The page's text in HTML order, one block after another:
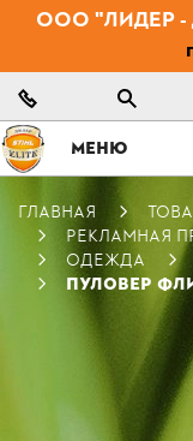
ООО "ЛИДЕР -
МЕНЮ
ГЛАВНАЯ
РЕКЛАМНАЯ
ОДЕЖДА
ПУЛОВЕР